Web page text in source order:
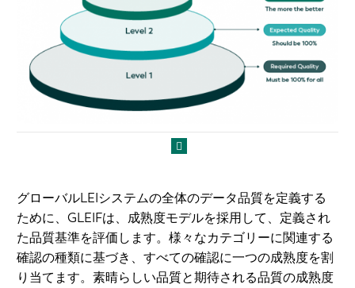
グローバルLEIシステムの全体のデータ品質を定義する
ために、GLEIFは、成熟度モデルを採用して、定義され
た品質基準を評価します。様々なカテゴリーに関連する
確認の種類に基づき、すべての確認に一つの成熟度を割
り当てます。素晴らしい品質と期待される品質の成熟度